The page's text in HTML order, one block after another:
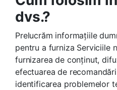
dvs.?
Prelucrăm informațiile
pentru a furniza Serviciile
furnizarea de conținut,
efectuarea de
identificarea problemelor